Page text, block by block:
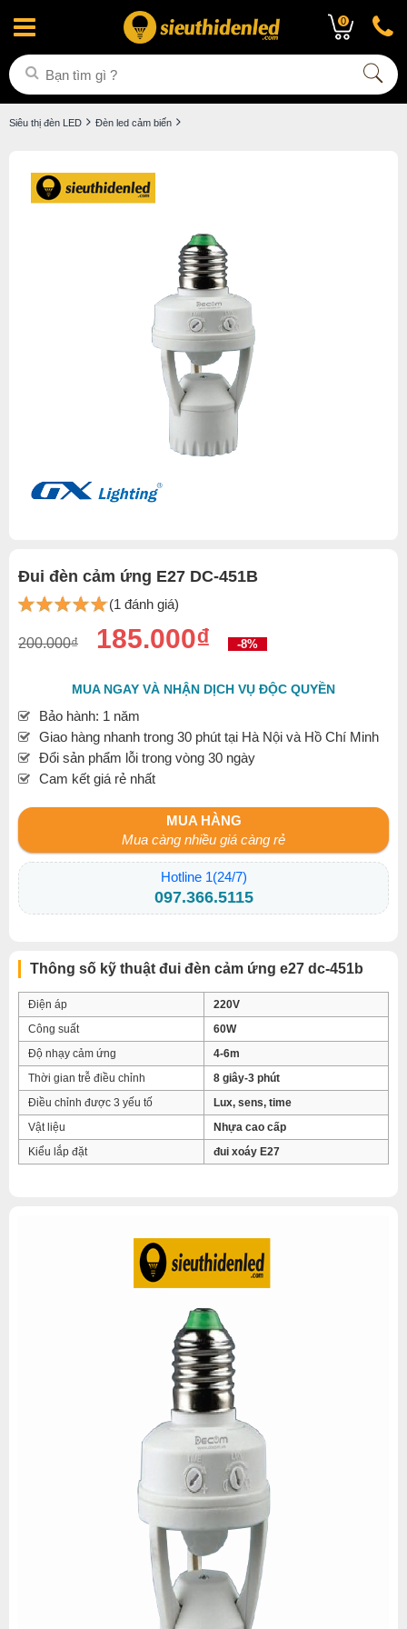
0
Siêu thị đèn LED Đèn led cảm biến
Đui đèn cảm ứng E27 DC-451B
(1 đánh giá)
200.000₫ 185.000₫ -8%
MUA NGAY VÀ NHẬN DỊCH VỤ ĐỘC QUYỀN
Bảo hành: 1 năm
Giao hàng nhanh trong 30 phút tại Hà Nội và Hồ Chí Minh
Đổi sản phẩm lỗi trong vòng 30 ngày
Cam kết giá rẻ nhất
MUA HÀNG
Mua càng nhiều giá càng rẻ
Hotline 1(24/7)
097.366.5115
Thông số kỹ thuật đui đèn cảm ứng e27 dc-451b
Điện áp
220V
Công suất
60W
Độ nhạy cảm ứng
4-6m
Thời gian trễ điều chỉnh
8 giây-3 phút
Điều chỉnh được 3 yếu tố
Lux, sens, time
Vật liệu
Nhựa cao cấp
Kiểu lắp đặt
đui xoáy E27